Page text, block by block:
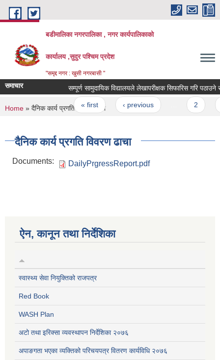
Skip to main content
बडीमालिका नगरपालिका , नगर कार्यपालिकाको
कार्यालय ,सुदुर पश्चिम प्रदेश
"समृद्द नगर : खुसी नगरबासी "
समाचार सम्पूर्ण सामुदायिक विद्यालयले लेखापरीक्षक सिफारिस गरि पठाउने
Pages
« first ‹ previous
You are here
Home » दैनिक कार्य प्रगति विवरण ढाचा
दैनिक कार्य प्रगति विवरण ढाचा
Documents: DailyPrgressReport.pdf
ऐन, कानून तथा निर्देशिका
स्वास्थ्य सेवा नियुक्तिको राजपत्र
Red Book
WASH Plan
अटो तथा इरिक्सा व्यवस्थापन निर्देशिका २०७६
अपाङगता भएका व्यक्तिको परिचयपत्र वितरण कार्यविधि २०७६